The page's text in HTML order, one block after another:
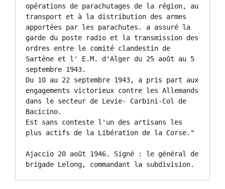
opérations de parachutages de la région, au
transport et à la distribution des armes
apportées par les parachutes. a assuré la
garde du poste radio et la transmission des
ordres entre le comité clandestin de
Sartène et l' E.M. d'Alger du 25 août au 5
septembre 1943.
Du 10 au 22 septembre 1943, a pris part aux
engagements victorieux contre les Allemands
dans le secteur de Levie- Carbini-Col de
Bacicino.
Est sans conteste l'un des artisans les
plus actifs de la Libération de la Corse."
Ajaccio 20 août 1946. Signé : le général de
brigade Lelong, commandant la subdivision.